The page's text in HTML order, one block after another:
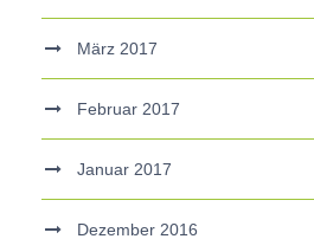
März 2017
Februar 2017
Januar 2017
Dezember 2016